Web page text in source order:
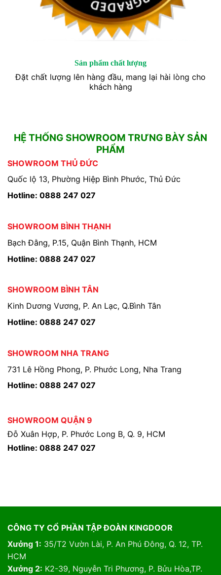
Sản phẩm chất lượng
Đặt chất lượng lên hàng đầu, mang lại hài lòng cho
khách hàng
HỆ THỐNG SHOWROOM TRƯNG BÀY SẢN
PHẨM
SHOWROOM THỦ ĐỨC
Quốc lộ 13, Phường Hiệp Bình Phước, Thủ Đức
Hotline: 0888 247 027
SHOWROOM BÌNH THẠNH
Bạch Đằng, P.15, Quận Bình Thạnh, HCM
Hotline: 0888 247 027
SHOWROOM BÌNH TÂN
Kinh Dương Vương, P. An Lạc, Q.Bình Tân
Hotline: 0888 247 027
SHOWROOM NHA TRANG
731 Lê Hồng Phong, P. Phước Long, Nha Trang
Hotline: 0888 247 027
SHOWROOM QUẬN 9
Đỗ Xuân Hợp, P. Phước Long B, Q. 9, HCM
Hotline: 0888 247 027
CÔNG TY CỔ PHẦN TẬP ĐOÀN KINGDOOR
Xưởng 1: 35/T2 Vườn Lài, P. An Phú Đông, Q. 12, TP.
HCM
Xưởng 2: K2-39, Nguyễn Tri Phương, P. Bửu Hòa,TP.